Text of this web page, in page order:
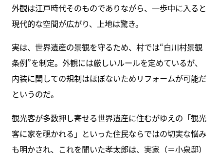
外観は江戸時代そのものでありながら、一歩中に入ると
現代的な空間が広がり、上地は驚き。
実は、世界遺産の景観を守るため、村では“白川村景観
条例”を制定。外観には厳しいルールを定めているが、
内装に関しての規制はほぼないためリフォームが可能だ
というのだ。
観光客が多数押し寄せる世界遺産に住むがゆえの「観光
客に家を覗かれる」といった住民ならではの切実な悩み
も明かされ、これを聞いた孝太郎は、実家（＝小泉邸）